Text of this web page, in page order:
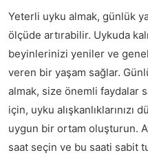
Yeterli uyku almak, günlük
ölçüde artırabilir. Uykuda
beyinlerinizi yeniler ve
veren bir yaşam sağlar.
almak, size önemli faydalar
için, uyku alışkanlıklarınızı
uygun bir ortam oluşturun.
saat seçin ve bu saati sabit